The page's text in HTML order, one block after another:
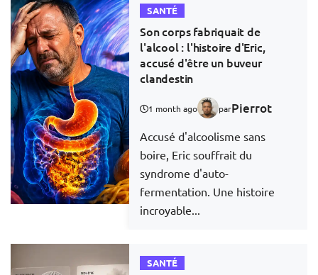
SANTÉ
Son corps fabriquait de
l'alcool : l'histoire d'Eric,
accusé d'être un buveur
clandestin
1 month ago parPierrot
Accusé d'alcoolisme sans
boire, Eric souffrait du
syndrome d'auto-
fermentation. Une histoire
incroyable...
SANTÉ